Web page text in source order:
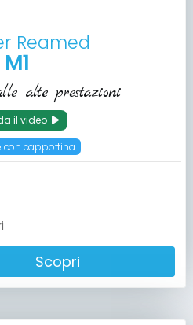
Reamed
M1
alte prestazioni
il video
con cappottina
Scopri